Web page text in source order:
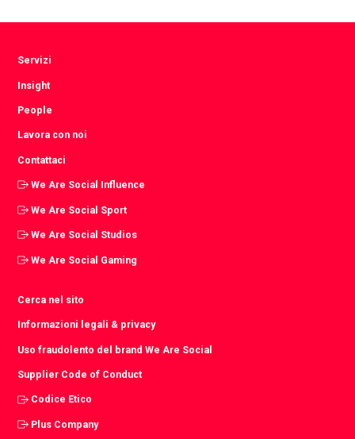
Servizi
Insight
People
Lavora con noi
Contattaci
We Are Social Influence
We Are Social Sport
We Are Social Studios
We Are Social Gaming
Cerca nel sito
Informazioni legali & privacy
Uso fraudolento del brand We Are Social
Supplier Code of Conduct
Codice Etico
Plus Company